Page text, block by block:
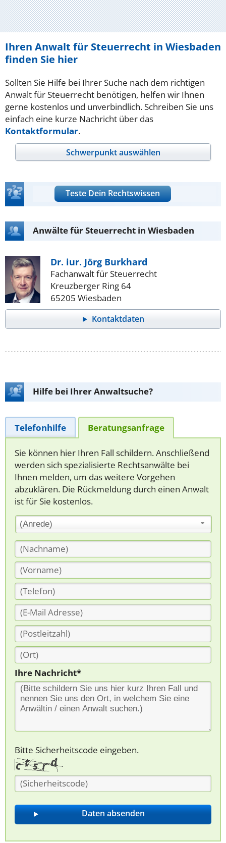
Ihren Anwalt für Steuerrecht in Wiesbaden
finden Sie hier
Sollten Sie Hilfe bei Ihrer Suche nach dem richtigen
Anwalt für Steuerrecht benötigen, helfen wir Ihnen
gerne kostenlos und unverbindlich. Schreiben Sie uns
einfach eine kurze Nachricht über das
Kontaktformular.
Schwerpunkt auswählen
Teste Dein Rechtswissen
Anwälte für Steuerrecht in Wiesbaden
Dr. iur. Jörg Burkhard
Fachanwalt für Steuerrecht
Kreuzberger Ring 64
65205 Wiesbaden
Kontaktdaten
Hilfe bei Ihrer Anwaltsuche?
Telefonhilfe Beratungsanfrage
Sie können hier Ihren Fall schildern. Anschließend
werden sich spezialisierte Rechtsanwälte bei
Ihnen melden, um das weitere Vorgehen
abzuklären. Die Rückmeldung durch einen Anwalt
ist für Sie kostenlos.
(Anrede)
Ihre Nachricht*
Bitte Sicherheitscode eingeben.